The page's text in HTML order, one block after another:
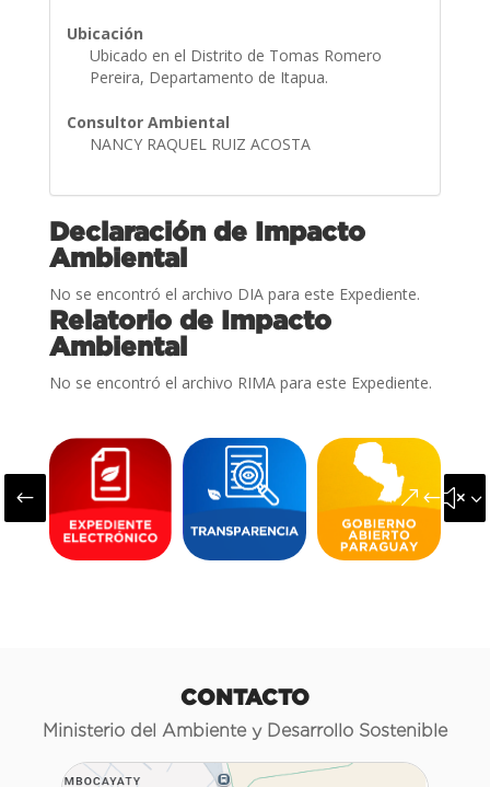
Ubicación
Ubicado en el Distrito de Tomas Romero
Pereira, Departamento de Itapua.
Consultor Ambiental
NANCY RAQUEL RUIZ ACOSTA
Declaración de Impacto
Ambiental
No se encontró el archivo DIA para este Expediente.
Relatorio de Impacto
Ambiental
No se encontró el archivo RIMA para este Expediente.
#
CONTACTO
Ministerio del Ambiente y Desarrollo Sostenible